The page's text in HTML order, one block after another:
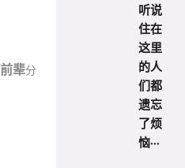
前辈分
听说
住在
这里
的人
们都
遗忘
了烦
恼···